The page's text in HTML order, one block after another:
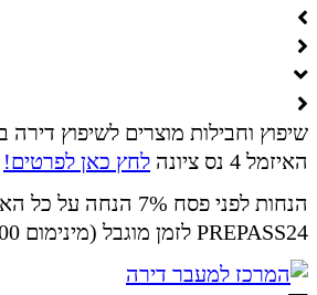
שיפוץ וחבילות מוצרים לשיפוץ דירה
האיזמל 4 נס ציונה
לחץ כאן לפרטים!
הנחות לפני פסח 7% הנחה
PREPASS24 לזמן מוגבל (מינימום 1000 ש"ח רכישה)